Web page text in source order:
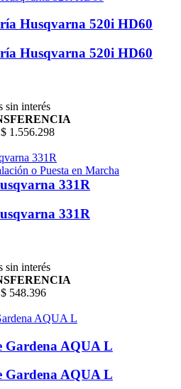
Husqvarna 520i HD60
Husqvarna 520i HD60
sin interés
$ 1.556.298
331R
331R
sin interés
$ 548.396
Gardena AQUA L
Gardena AQUA L